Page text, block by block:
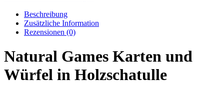
Beschreibung
Zusätzliche Information
Rezensionen (0)
Natural Games Karten und
Würfel in Holzschatulle